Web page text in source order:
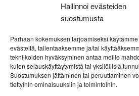
Hallinnoi evästeiden
suostumusta
Parhaan kokemuksen tarjoamiseksi
evästeitä, tallentaaksemme ja/tai
tekniikoiden hyväksyminen antaa meille
kuten selauskäyttäytymistä tai yksilöllisiä
Suostumuksen jättäminen tai peruuttaminen
tiettyihin ominaisuuksiin ja toimintoihin.
lähemmäs kolmekymmentä
Tuomo Heikkola & U-Bayou, Los
Tämän vuoden tapahtumaa tukivat:
WSOY, Hämeen Taidetoimikunta,
Sysmän Kunta ja S-Hämeenmaa